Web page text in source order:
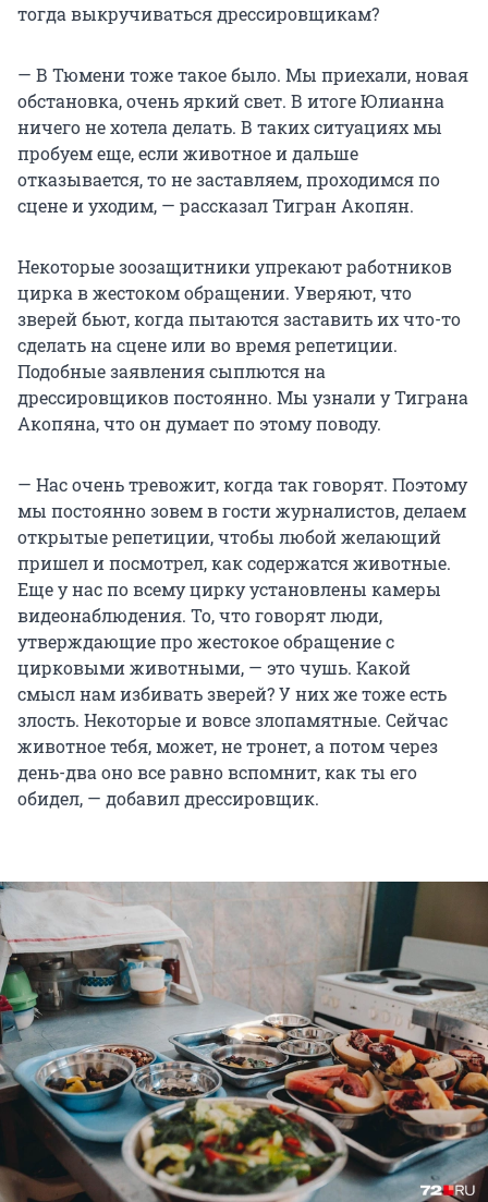
тогда выкручиваться дрессировщикам?
— В Тюмени тоже такое было. Мы приехали, новая
обстановка, очень яркий свет. В итоге Юлианна
ничего не хотела делать. В таких ситуациях мы
пробуем еще, если животное и дальше
отказывается, то не заставляем, проходимся по
сцене и уходим, — рассказал Тигран Акопян.
Некоторые зоозащитники упрекают работников
цирка в жестоком обращении. Уверяют, что
зверей бьют, когда пытаются заставить их что-то
сделать на сцене или во время репетиции.
Подобные заявления сыплются на
дрессировщиков постоянно. Мы узнали у Тиграна
Акопяна, что он думает по этому поводу.
— Нас очень тревожит, когда так говорят. Поэтому
мы постоянно зовем в гости журналистов, делаем
открытые репетиции, чтобы любой желающий
пришел и посмотрел, как содержатся животные.
Еще у нас по всему цирку установлены камеры
видеонаблюдения. То, что говорят люди,
утверждающие про жестокое обращение с
цирковыми животными, — это чушь. Какой
смысл нам избивать зверей? У них же тоже есть
злость. Некоторые и вовсе злопамятные. Сейчас
животное тебя, может, не тронет, а потом через
день-два оно все равно вспомнит, как ты его
обидел, — добавил дрессировщик.